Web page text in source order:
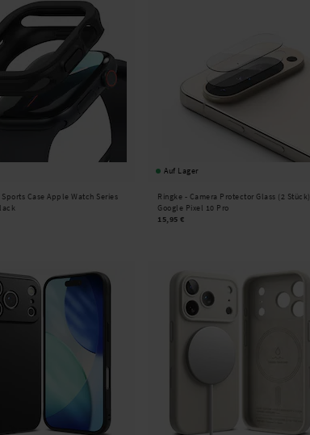
Sports Case Apple Watch Series
Auf Lager
Ringke - Camera Protector Glass (2 Stück)
Google Pixel 10 Pro
15,95 €